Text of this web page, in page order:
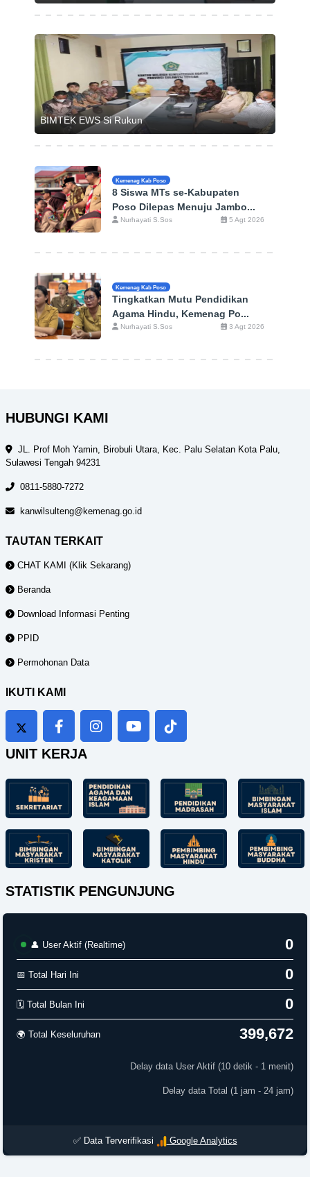
BIMTEK EWS Si Rukun
Kemenag Kab Poso
8 Siswa MTs se-Kabupaten
Poso Dilepas Menuju Jambo...
Nurhayati S.Sos 5 Agt 2026
Kemenag Kab Poso
Tingkatkan Mutu Pendidikan
Agama Hindu, Kemenag Po...
Nurhayati S.Sos 3 Agt 2026
HUBUNGI KAMI
JL. Prof Moh Yamin, Birobuli Utara, Kec. Palu Selatan Kota Palu,
Sulawesi Tengah 94231
0811-5880-7272
kanwilsulteng@kemenag.go.id
TAUTAN TERKAIT
CHAT KAMI (Klik Sekarang)
Beranda
Download Informasi Penting
PPID
Permohonan Data
IKUTI KAMI
UNIT KERJA
STATISTIK PENGUNJUNG
👤 User Aktif (Realtime) 0
📅 Total Hari Ini 0
🗓️ Total Bulan Ini 0
🌍 Total Keseluruhan 399,672
Delay data User Aktif (10 detik - 1 menit)
Delay data Total (1 jam - 24 jam)
✅ Data Terverifikasi Google Analytics